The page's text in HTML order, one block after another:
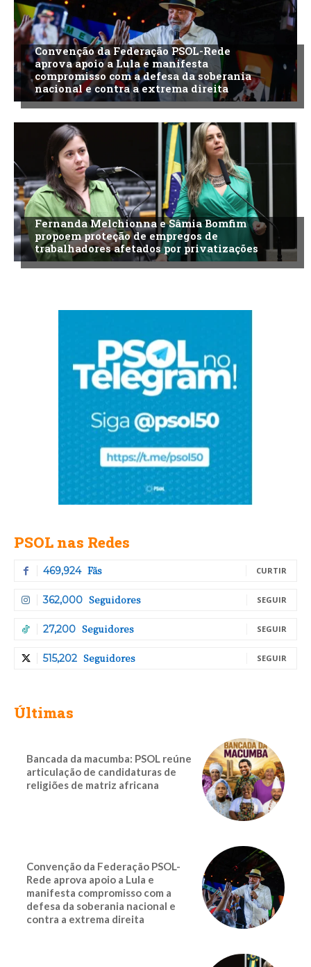
Convenção da Federação PSOL-Rede
aprova apoio a Lula e manifesta
compromisso com a defesa da soberania
nacional e contra a extrema direita
Fernanda Melchionna e Sâmia Bomfim
propoem proteção de empregos de
trabalhadores afetados por privatizações
PSOL nas Redes
469,924 Fãs CURTIR
362,000 Seguidores SEGUIR
27,200 Seguidores SEGUIR
515,202 Seguidores SEGUIR
Últimas
Bancada da macumba: PSOL reúne
articulação de candidaturas de
religiões de matriz africana
Convenção da Federação PSOL-
Rede aprova apoio a Lula e
manifesta compromisso com a
defesa da soberania nacional e
contra a extrema direita